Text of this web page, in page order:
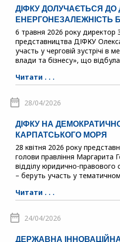
ДІФКУ ДОЛУЧАЄТЬСЯ ДО
ЕНЕРГОНЕЗАЛЕЖНІСТЬ
6 травня 2026 року директор
представництва ДІФКУ
участь у черговій зустрічі в
влади та бізнесу», що
Читати . . .
28/04/2026
ДІФКУ НА
КАРПАТСЬКОГО МОРЯ
28 квітня 2026 року
голови правління Маргарита
відділу юридично-
– беруть участь у
Читати . . .
24/04/2026
ДЕРЖАВНА